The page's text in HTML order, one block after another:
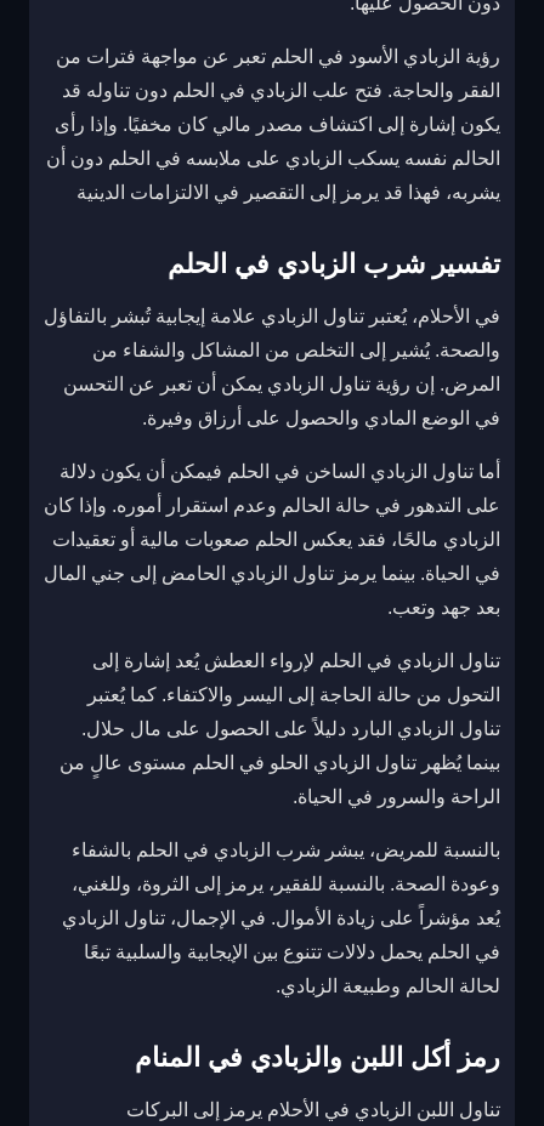
رؤية الزبادي الأسود في الحلم تعبر عن مواجهة فترات من
الفقر والحاجة. فتح علب الزبادي في الحلم دون تناوله قد
يكون إشارة إلى اكتشاف مصدر مالي كان مخفيًا. وإذا رأى
الحالم نفسه يسكب الزبادي على ملابسه في الحلم دون أن
يشربه، فهذا قد يرمز إلى التقصير في الالتزامات الدينية
تفسير شرب الزبادي في الحلم
في الأحلام، يُعتبر تناول الزبادي علامة إيجابية تُبشر بالتفاؤل
والصحة. يُشير إلى التخلص من المشاكل والشفاء من
المرض. إن رؤية تناول الزبادي يمكن أن تعبر عن التحسن
في الوضع المادي والحصول على أرزاق وفيرة.
أما تناول الزبادي الساخن في الحلم فيمكن أن يكون دلالة
على التدهور في حالة الحالم وعدم استقرار أموره. وإذا كان
الزبادي مالحًا، فقد يعكس الحلم صعوبات مالية أو تعقيدات
في الحياة. بينما يرمز تناول الزبادي الحامض إلى جني المال
بعد جهد وتعب.
تناول الزبادي في الحلم لإرواء العطش يُعد إشارة إلى
التحول من حالة الحاجة إلى اليسر والاكتفاء. كما يُعتبر
تناول الزبادي البارد دليلاً على الحصول على مال حلال.
بينما يُظهر تناول الزبادي الحلو في الحلم مستوى عالٍ من
الراحة والسرور في الحياة.
بالنسبة للمريض، يبشر شرب الزبادي في الحلم بالشفاء
وعودة الصحة. بالنسبة للفقير، يرمز إلى الثروة، وللغني،
يُعد مؤشراً على زيادة الأموال. في الإجمال، تناول الزبادي
في الحلم يحمل دلالات تتنوع بين الإيجابية والسلبية تبعًا
لحالة الحالم وطبيعة الزبادي.
رمز أكل اللبن والزبادي في المنام
تناول اللبن الزبادي في الأحلام يرمز إلى البركات